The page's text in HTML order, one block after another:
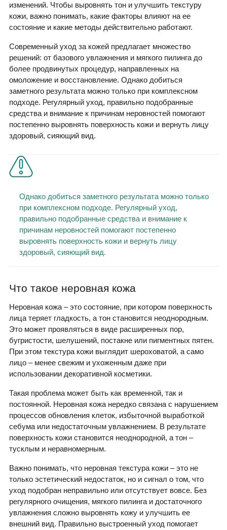
изменений. Чтобы выровнять тон и улучшить текстуру
кожи, важно понимать, какие факторы влияют на ее
состояние и какие методы действительно работают.
Современный уход за кожей предлагает множество
решений: от базового увлажнения и мягкого пилинга до
более продвинутых процедур, направленных на
омоложение и восстановление. Однако добиться
заметного результата можно только при комплексном
подходе. Регулярный уход, правильно подобранные
средства и внимание к причинам неровностей помогают
постепенно выровнять поверхность кожи и вернуть лицу
здоровый, сияющий вид.
Однако добиться заметного результата можно только
при комплексном подходе. Регулярный уход,
правильно подобранные средства и внимание к
причинам неровностей помогают постепенно
выровнять поверхность кожи и вернуть лицу
здоровый, сияющий вид.
Что такое неровная кожа
Неровная кожа – это состояние, при котором поверхность
лица теряет гладкость, а тон становится неоднородным.
Это может проявляться в виде расширенных пор,
бугристости, шелушений, постакне или пигментных пятен.
При этом текстура кожи выглядит шероховатой, а само
лицо – менее свежим и ухоженным даже при
использовании декоративной косметики.
Такая проблема может быть как временной, так и
постоянной. Неровная кожа нередко связана с нарушением
процессов обновления клеток, избыточной выработкой
себума или недостаточным увлажнением. В результате
поверхность кожи становится неоднородной, а тон –
тусклым и неравномерным.
Важно понимать, что неровная текстура кожи – это не
только эстетический недостаток, но и сигнал о том, что
уход подобран неправильно или отсутствует вовсе. Без
регулярного очищения, мягкого пилинга и достаточного
увлажнения сложно выровнять кожу и улучшить ее
внешний вид. Правильно выстроенный уход помогает